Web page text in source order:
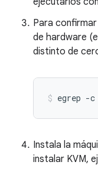
Para
de hardware
distinto de
Instala la
instalar KVM,